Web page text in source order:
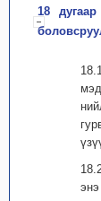
18